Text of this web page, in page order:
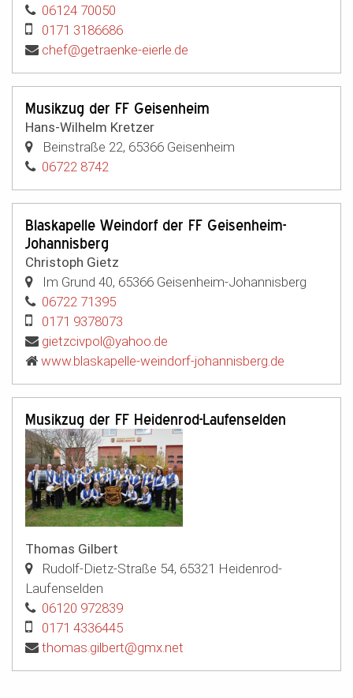
06124 70050
0171 3186686
chef@getraenke-eierle.de
Musikzug der FF Geisenheim
Hans-Wilhelm Kretzer
Beinstraße 22, 65366 Geisenheim
06722 8742
Blaskapelle Weindorf der FF Geisenheim-
Johannisberg
Christoph Gietz
Im Grund 40, 65366 Geisenheim-Johannisberg
06722 71395
0171 9378073
gietzcivpol@yahoo.de
www.blaskapelle-weindorf-johannisberg.de
Musikzug der FF Heidenrod-Laufenselden
Thomas Gilbert
Rudolf-Dietz-Straße 54, 65321 Heidenrod-
Laufenselden
06120 972839
0171 4336445
thomas.gilbert@gmx.net